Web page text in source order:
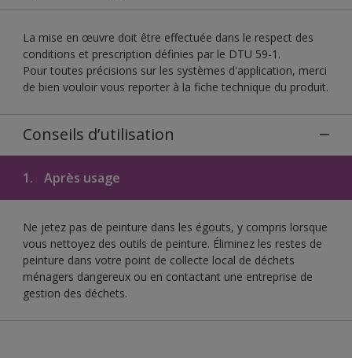
La mise en œuvre doit être effectuée dans le respect des
conditions et prescription définies par le DTU 59-1.
Pour toutes précisions sur les systèmes d'application, merci
de bien vouloir vous reporter à la fiche technique du produit.
Conseils d’utilisation
1. Après usage
Ne jetez pas de peinture dans les égouts, y compris lorsque
vous nettoyez des outils de peinture. Éliminez les restes de
peinture dans votre point de collecte local de déchets
ménagers dangereux ou en contactant une entreprise de
gestion des déchets.